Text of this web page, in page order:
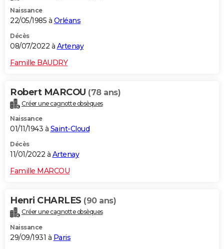
Naissance
22/05/1985 à Orléans
Décès
08/07/2022 à Artenay
Famille BAUDRY
Robert MARCOU (78 ans)
Créer une cagnotte obsèques
Naissance
01/11/1943 à Saint-Cloud
Décès
11/01/2022 à Artenay
Famille MARCOU
Henri CHARLES (90 ans)
Créer une cagnotte obsèques
Naissance
29/09/1931 à Paris